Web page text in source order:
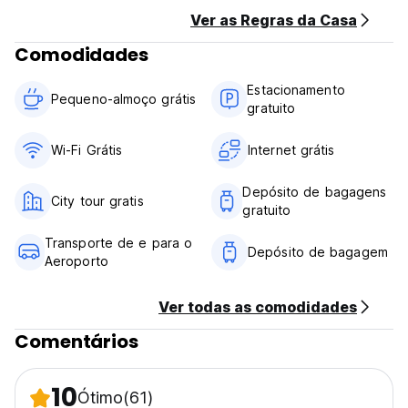
Ver as Regras da Casa
Comodidades
Pequeno-almoço grátis
Estacionamento
gratuito
Wi-Fi Grátis Internet grátis
City tour gratis
Depósito de bagagens
gratuito
Transporte de e para o
Aeroporto
Depósito de bagagem
Ver todas as comodidades
Comentários
10Ótimo(61)